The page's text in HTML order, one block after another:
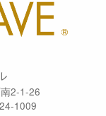
2-1-26
1009